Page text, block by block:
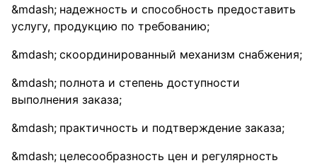
надежность и способность предоставить
услугу, продукцию по требованию;
скоординированный механизм снабжения;
полнота и степень доступности
выполнения заказа;
практичность и подтверждение заказа;
целесообразность цен и регулярность